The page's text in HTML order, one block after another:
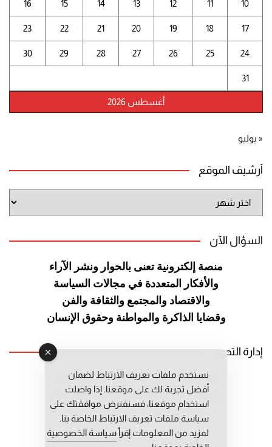
أغسطس 2026
10
11
12
13
14
15
16
17
18
19
20
21
22
23
24
25
26
27
28
29
30
31
« يوليو
أرشيف الموقع
الموقع
السؤال الآن
منصة إلكترونية تعنى بالحوار ونشر الآراء
والأفكار المتعددة في مجالات السياسة
والاقتصاد والمجتمع والثقافة والفن
وقضايا الذاكرة والمواطنة وحقوق الإنسان
إدارة التحرير
رئيس التحرير: عبد الرحيم التوراني
رئيس التحرير المساعد: المعطي قبال
مديرة التحرير: فاطمة حوحو
نستخدم ملفات تعريف الارتباط لضمان
أفضل تجربة لك على موقعنا. إذا واصلت
استخدام موقعنا، فسنفترض موافقتك على
سياسة ملفات تعريف الارتباط الخاصة بنا.
لمزيد من المعلومات إقرأ سياسة الخصوصية